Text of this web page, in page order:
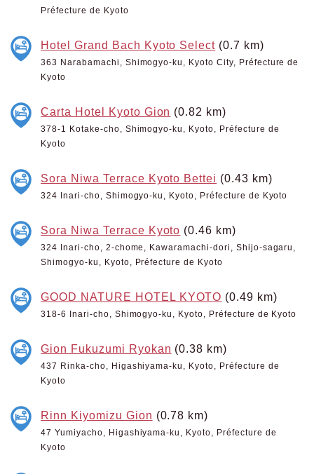
Préfecture de Kyoto
Hotel Grand Bach Kyoto Select (0.7 km)
363 Narabamachi, Shimogyo-ku, Kyoto City, Préfecture de
Kyoto
Carta Hotel Kyoto Gion (0.82 km)
378-1 Kotake-cho, Shimogyo-ku, Kyoto, Préfecture de
Kyoto
Sora Niwa Terrace Kyoto Bettei (0.43 km)
324 Inari-cho, Shimogyo-ku, Kyoto, Préfecture de Kyoto
Sora Niwa Terrace Kyoto (0.46 km)
324 Inari-cho, 2-chome, Kawaramachi-dori, Shijo-sagaru,
Shimogyo-ku, Kyoto, Préfecture de Kyoto
GOOD NATURE HOTEL KYOTO (0.49 km)
318-6 Inari-cho, Shimogyo-ku, Kyoto, Préfecture de Kyoto
Gion Fukuzumi Ryokan (0.38 km)
437 Rinka-cho, Higashiyama-ku, Kyoto, Préfecture de
Kyoto
Rinn Kiyomizu Gion (0.78 km)
47 Yumiyacho, Higashiyama-ku, Kyoto, Préfecture de
Kyoto